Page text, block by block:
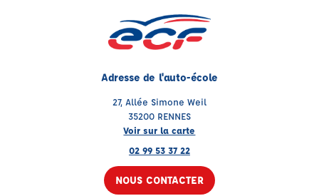
Adresse de l'auto-école
27, Allée Simone Weil
35200 RENNES
Voir sur la carte
02 99 53 37 22
NOUS CONTACTER